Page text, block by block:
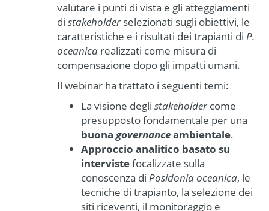
valutare i punti di vista e gli atteggiamenti
di stakeholder selezionati sugli obiettivi, le
caratteristiche e i risultati dei trapianti di P.
oceanica realizzati come misura di
compensazione dopo gli impatti umani.
Il webinar ha trattato i seguenti temi:
La visione degli stakeholder come
presupposto fondamentale per una
buona governanceambientale.
Approccio analitico basato su
intervistefocalizzate sulla
conoscenza di Posidonia oceanica, le
tecniche di trapianto, la selezione dei
siti riceventi, il monitoraggio e